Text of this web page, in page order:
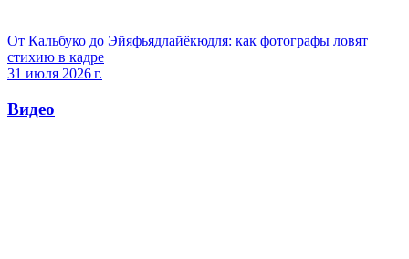
От Кальбуко до Эйяфьядлайёкюдля: как фотографы ловят
стихию в кадре
31 июля 2026 г.
Видео